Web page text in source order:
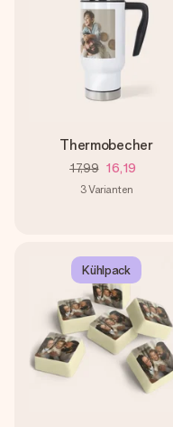
Thermobecher
17,99 16,19
3Varianten
Kühlpack